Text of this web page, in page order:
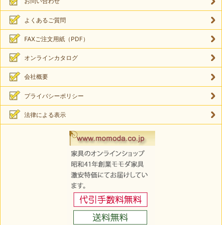
よくあるご質問
FAXご注文用紙（PDF）
オンラインカタログ
会社概要
プライバシーポリシー
法律による表示